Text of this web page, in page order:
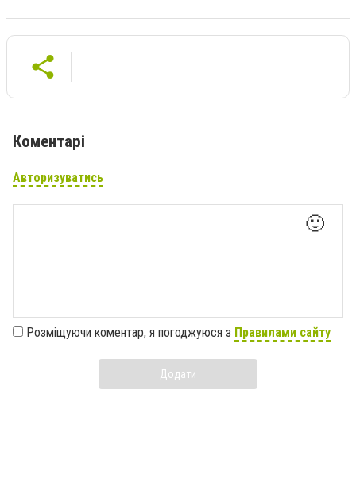
Коментарі
Авторизуватись
🙂
Розміщуючи коментар, я погоджуюся з Правилами сайту
Додати